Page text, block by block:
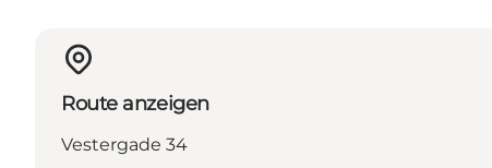
Route anzeigen
Vestergade 34